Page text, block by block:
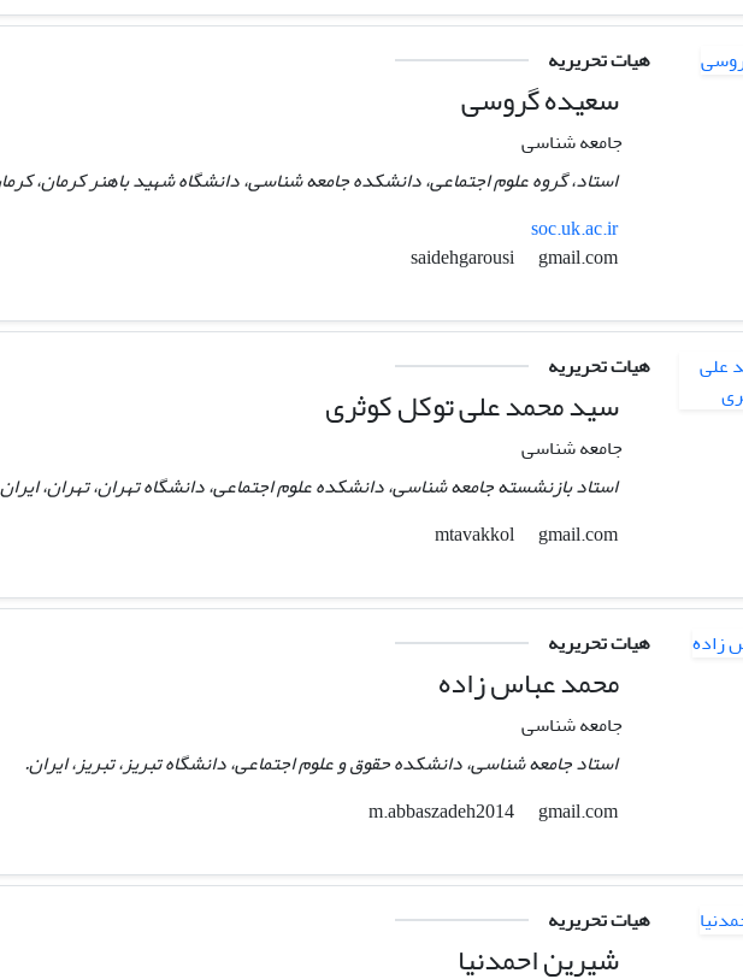
هیات تحریریه
سعیده گروسی
جامعه شناسی
استاد، گروه علوم اجتماعی، دانشکده جامعه شناسی، دانشگاه شهید باهنر کرمان،
soc.uk.ac.ir
gmail.com
هیات تحریریه
سید محمد علی توکل کوثری
جامعه شناسی
استاد بازنشسته جامعه شناسی، دانشکده علوم اجتماعی، دانشگاه تهران، تهران،
gmail.com
هیات تحریریه
محمد عباس زاده
جامعه شناسی
استاد جامعه شناسی، دانشکده حقوق و علوم اجتماعی، دانشگاه تبریز، تبریز، ایران.
gmail.com
هیات تحریریه
شیرین احمدنیا